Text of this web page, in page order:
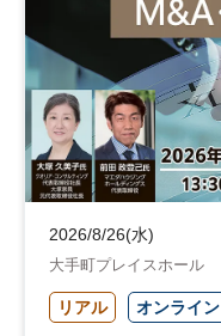
2026/8/26(水)
大手町プレイスホール
リアル オンライン